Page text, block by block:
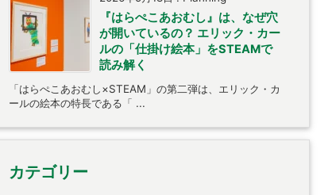
『はらぺこあおむし』は、なぜ穴
が開いているの？ エリック・カー
ルの「仕掛け絵本」をSTEAMで
読み解く
「はらぺこあおむし×STEAM」の第二弾は、エリック・カ
ールの絵本の特長である「 ...
カテゴリー